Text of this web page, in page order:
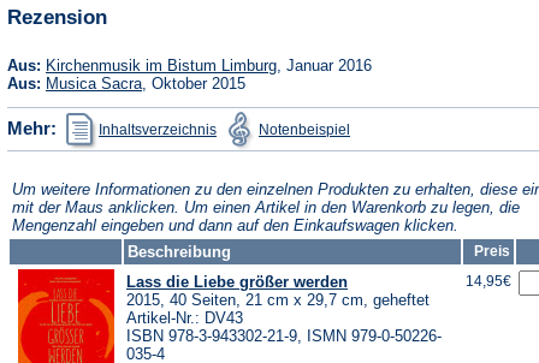
Tab)
Rezension
Aus: Kirchenmusik im Bistum Limburg(Öffnet
Tab)
, Januar 2016
Aus: Musica Sacra(Öffnet
neuen
Tab)
, Oktober 2015
Mehr: Inhaltsverzeichnis
(Öffnet
in
einem
Tab)
Notenbeispiel in
einem
Tab)
Um weitere Informationen zu den einzelnen Produkten zu erhalten, diese
mit der Maus anklicken. Um einen Artikel in den Warenkorb zu legen, die
Mengenzahl eingeben und dann auf den Einkaufswagen klicken.
Beschreibung
Preis
Lass die Liebe größer werden
2015, 40 Seiten, 21 cm x 29,7 cm, geheftet
Artikel-Nr.: DV43
ISBN 978-3-943302-21-9, ISMN 979-0-50226-
035-4
14,95€